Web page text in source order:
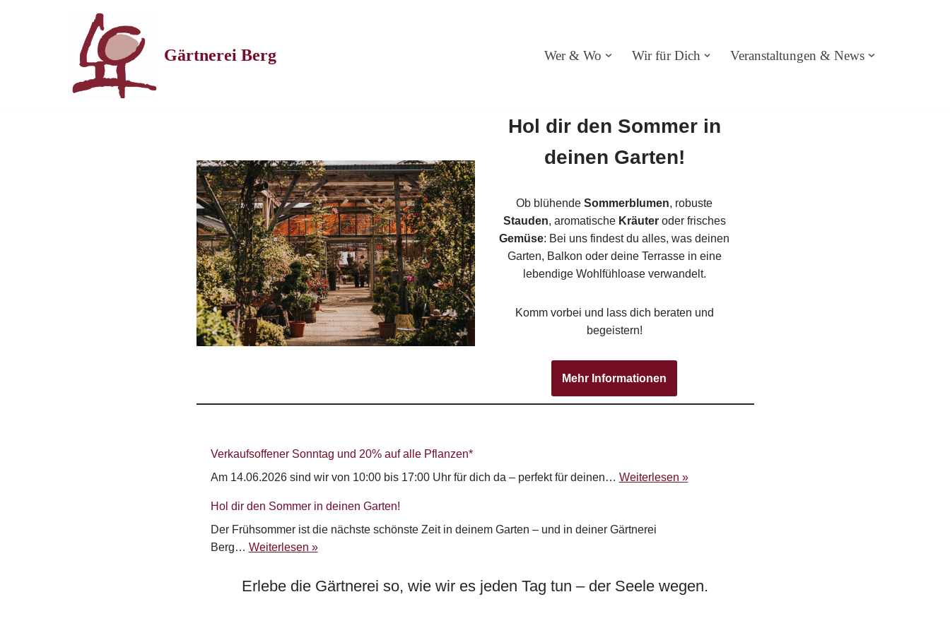
Gärtnerei Berg Wer & Wo Wir für Dich Veranstaltungen & News
Hol dir den Sommer in
deinen Garten!
Ob blühendeSommerblumen, robuste
Stauden, aromatische Kräuter oder frisches
Gemüse: Bei uns findest du alles, was deinen
Garten, Balkon oder deine Terrasse in eine
lebendige Wohlfühloase verwandelt.
Komm vorbei und lass dich beraten und
begeistern!
Mehr Informationen
Verkaufsoffener Sonntag und 20% auf alle Pflanzen*
Am 14.06.2026 sind wir von 10:00 bis 17:00 Uhr für dich da – perfekt für deinen… Weiterlesen »
Hol dir den Sommer in deinen Garten!
Der Frühsommer ist die nächste schönste Zeit in deinem Garten – und in deiner Gärtnerei
Berg… Weiterlesen »
Erlebe die Gärtnerei so, wie wir es jeden Tag tun – der Seele wegen.